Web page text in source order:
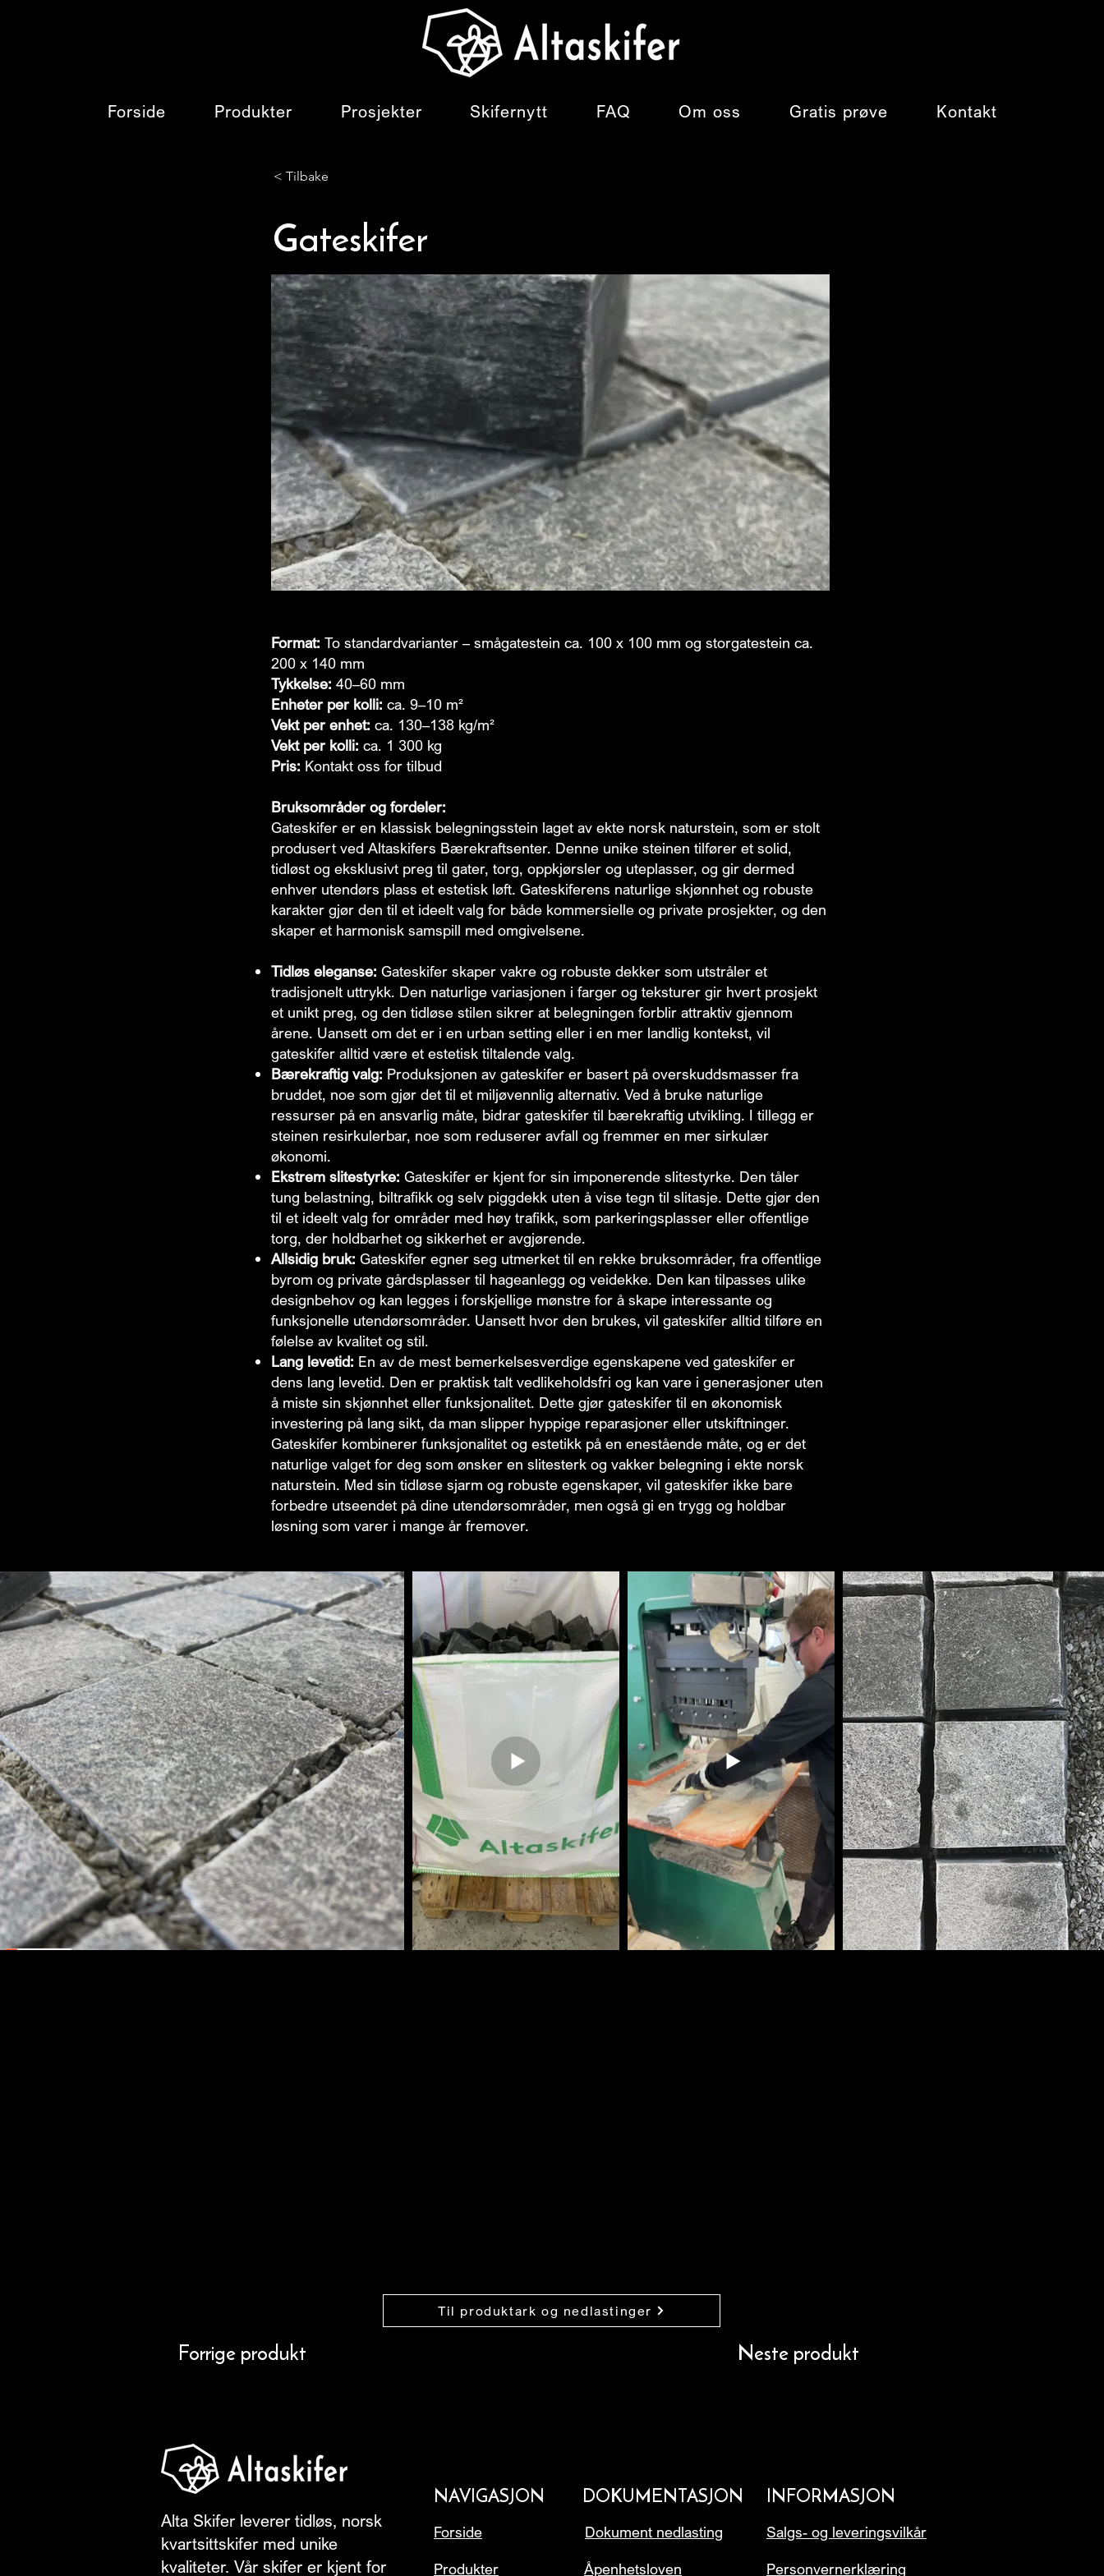
Forside Produkter Prosjekter Skifernytt FAQ Om oss Gratis prøve Kontakt
< Tilbake
Gateskifer
Format: To standardvarianter – smågatestein ca. 100 x 100 mm og storgatestein ca.
200 x 140 mm
Tykkelse: 40–60 mm
Enheter per kolli: ca. 9–10 m²
Vekt per enhet: ca. 130–138 kg/m²
Vekt per kolli: ca. 1 300 kg
Pris: Kontakt oss for tilbud
Bruksområder og fordeler:
Gateskifer er en klassisk belegningsstein laget av ekte norsk naturstein, som er stolt
produsert ved Altaskifers Bærekraftsenter. Denne unike steinen tilfører et solid,
tidløst og eksklusivt preg til gater, torg, oppkjørsler og uteplasser, og gir dermed
enhver utendørs plass et estetisk løft. Gateskiferens naturlige skjønnhet og robuste
karakter gjør den til et ideelt valg for både kommersielle og private prosjekter, og den
skaper et harmonisk samspill med omgivelsene.
Tidløs eleganse: Gateskifer skaper vakre og robuste dekker som utstråler et
tradisjonelt uttrykk. Den naturlige variasjonen i farger og teksturer gir hvert prosjekt
et unikt preg, og den tidløse stilen sikrer at belegningen forblir attraktiv gjennom
årene. Uansett om det er i en urban setting eller i en mer landlig kontekst, vil
gateskifer alltid være et estetisk tiltalende valg.
Bærekraftig valg: Produksjonen av gateskifer er basert på overskuddsmasser fra
bruddet, noe som gjør det til et miljøvennlig alternativ. Ved å bruke naturlige
ressurser på en ansvarlig måte, bidrar gateskifer til bærekraftig utvikling. I tillegg er
steinen resirkulerbar, noe som reduserer avfall og fremmer en mer sirkulær
økonomi.
Ekstrem slitestyrke: Gateskifer er kjent for sin imponerende slitestyrke. Den tåler
tung belastning, biltrafikk og selv piggdekk uten å vise tegn til slitasje. Dette gjør den
til et ideelt valg for områder med høy trafikk, som parkeringsplasser eller offentlige
torg, der holdbarhet og sikkerhet er avgjørende.
Allsidig bruk: Gateskifer egner seg utmerket til en rekke bruksområder, fra offentlige
byrom og private gårdsplasser til hageanlegg og veidekke. Den kan tilpasses ulike
designbehov og kan legges i forskjellige mønstre for å skape interessante og
funksjonelle utendørsområder. Uansett hvor den brukes, vil gateskifer alltid tilføre en
følelse av kvalitet og stil.
Lang levetid: En av de mest bemerkelsesverdige egenskapene ved gateskifer er
dens lang levetid. Den er praktisk talt vedlikeholdsfri og kan vare i generasjoner uten
å miste sin skjønnhet eller funksjonalitet. Dette gjør gateskifer til en økonomisk
investering på lang sikt, da man slipper hyppige reparasjoner eller utskiftninger.
Gateskifer kombinerer funksjonalitet og estetikk på en enestående måte, og er det
naturlige valget for deg som ønsker en slitesterk og vakker belegning i ekte norsk
naturstein. Med sin tidløse sjarm og robuste egenskaper, vil gateskifer ikke bare
forbedre utseendet på dine utendørsområder, men også gi en trygg og holdbar
løsning som varer i mange år fremover.
Til produktark og nedlastinger
Forrige produkt Neste produkt
Alta Skifer leverer tidløs, norsk
kvartsittskifer med unike
kvaliteter. Vår skifer er kjent for
NAVIGASJON
Forside
Produkter
DOKUMENTASJON
Dokument nedlasting
Åpenhetsloven
INFORMASJON
Salgs- og leveringsvilkår
Personvernerklæring